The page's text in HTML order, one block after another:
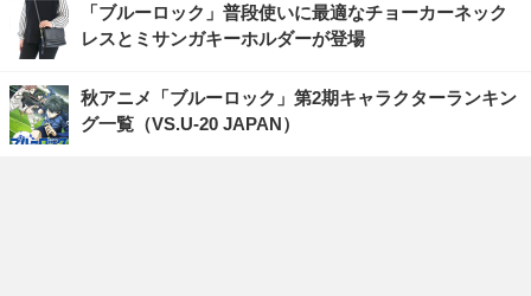
「ブルーロック」普段使いに最適なチョーカーネック
レスとミサンガキーホルダーが登場
秋アニメ「ブルーロック」第2期キャラクターランキン
グ一覧（VS.U-20 JAPAN）